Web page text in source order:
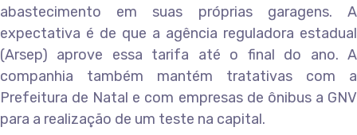
abastecimento em suas próprias garagens. A
expectativa é de que a agência reguladora estadual
(Arsep) aprove essa tarifa até o final do ano. A
companhia também mantém tratativas com a
Prefeitura de Natal e com empresas de ônibus a GNV
para a realização de um teste na capital.